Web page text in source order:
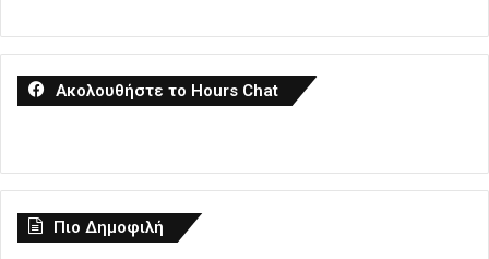
Ακολουθήστε το Hours Chat
Πιο Δημοφιλή